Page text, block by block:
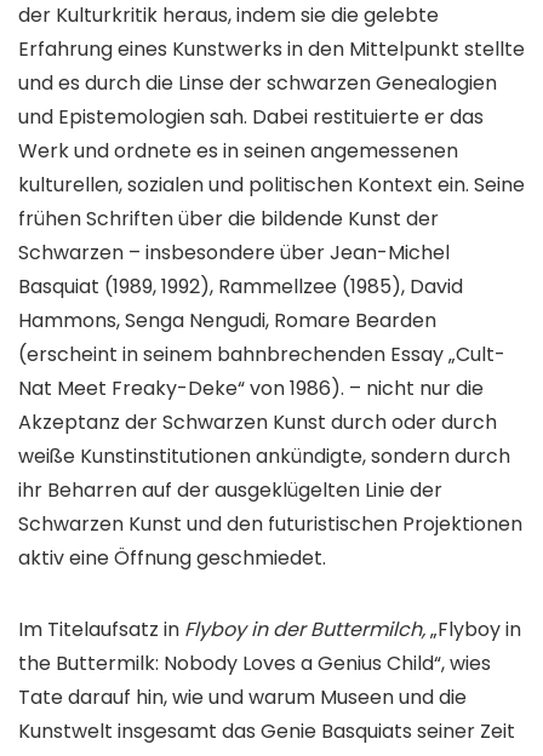
der Kulturkritik heraus, indem sie die gelebte
Erfahrung eines Kunstwerks in den Mittelpunkt stellte
und es durch die Linse der schwarzen Genealogien
und Epistemologien sah. Dabei restituierte er das
Werk und ordnete es in seinen angemessenen
kulturellen, sozialen und politischen Kontext ein. Seine
frühen Schriften über die bildende Kunst der
Schwarzen – insbesondere über Jean-Michel
Basquiat (1989, 1992), Rammellzee (1985), David
Hammons, Senga Nengudi, Romare Bearden
(erscheint in seinem bahnbrechenden Essay „Cult-
Nat Meet Freaky-Deke“ von 1986). – nicht nur die
Akzeptanz der Schwarzen Kunst durch oder durch
weiße Kunstinstitutionen ankündigte, sondern durch
ihr Beharren auf der ausgeklügelten Linie der
Schwarzen Kunst und den futuristischen Projektionen
aktiv eine Öffnung geschmiedet.
Im Titelaufsatz in Flyboy in der Buttermilch,„Flyboy in
the Buttermilk: Nobody Loves a Genius Child“, wies
Tate darauf hin, wie und warum Museen und die
Kunstwelt insgesamt das Genie Basquiats seiner Zeit